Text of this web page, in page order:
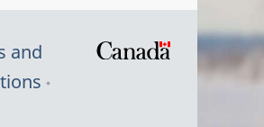
and
Symbole